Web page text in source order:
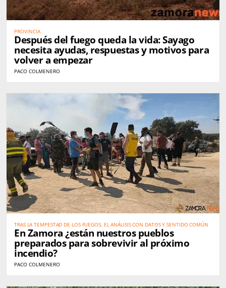
PROVINCIA
Después del fuego queda la vida: Sayago
necesita ayudas, respuestas y motivos para
volver a empezar
PACO COLMENERO
TRAS LA TEMPESTAD DE LOS FUEGOS, EL ANÁLISIS CON DATOS Y SENTIDO COMÚN
En Zamora ¿están nuestros pueblos
preparados para sobrevivir al próximo
incendio?
PACO COLMENERO